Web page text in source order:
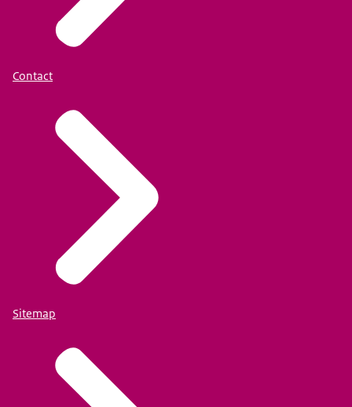
Contact
Sitemap